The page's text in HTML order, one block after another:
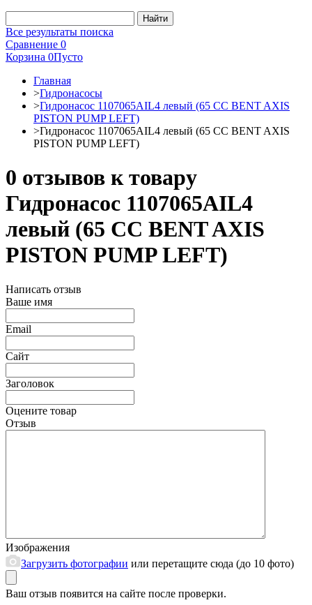
Все результаты поиска
Сравнение 0
Корзина 0Пусто
Главная
>Гидронасосы
>Гидронасос 1107065AIL4 левый (65 CC BENT AXIS
PISTON PUMP LEFT)
>Гидронасос 1107065AIL4 левый (65 CC BENT AXIS
PISTON PUMP LEFT)
0 отзывов к товару
Гидронасос 1107065AIL4
левый (65 CC BENT AXIS
PISTON PUMP LEFT)
Написать отзыв
Ваше имя
Email
Сайт
Заголовок
Оцените товар
Отзыв
Изображения
Загрузить фотографии или перетащите сюда (до 10 фото)
Ваш отзыв появится на сайте после проверки.